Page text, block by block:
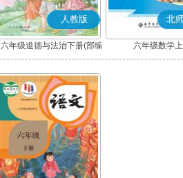
人教版
六年级道德与法治下册(部编
版)
北
六年级数学